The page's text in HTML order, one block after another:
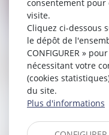
Projet de loi de
massue sur le
MaPrimerénov'
consentement
visite.
Cliquez ci-dessous
le dépôt de
CONFIGURER »
nécessitant votre
(cookies
du site.
Plus d'informations